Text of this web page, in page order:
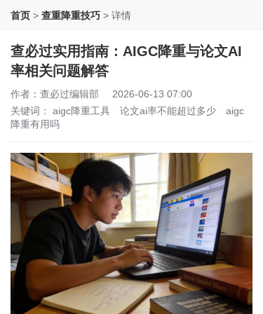
首页 > 查重降重技巧 > 详情
查必过实用指南：AIGC降重与论文AI
率相关问题解答
作者：查必过编辑部
2026-06-13 07:00
关键词： aigc降重工具 论文ai率不能超过多少
aigc
降重有用吗